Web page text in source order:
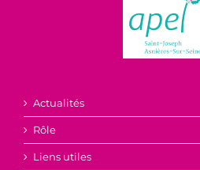
Actualités
Rôle
Liens utiles